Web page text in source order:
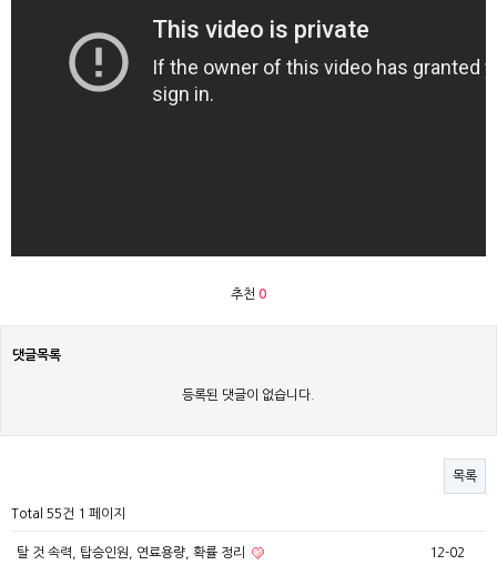
추천 0
댓글목록
등록된 댓글이 없습니다.
목록
Total 55건 1 페이지
탈 것 속력, 탑승인원, 연료용량, 확률 정리 12-02